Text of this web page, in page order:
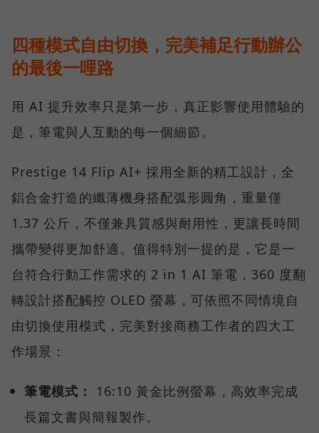
四種模式自由切換，完美補足行動辦公
的最後一哩路
用 AI 提升效率只是第一步，真正影響使用體驗的
是，筆電與人互動的每一個細節。
Prestige 14 Flip AI+ 採用全新的精工設計，全
鋁合金打造的纖薄機身搭配弧形圓角，重量僅
1.37 公斤，不僅兼具質感與耐用性，更讓長時間
攜帶變得更加舒適。值得特別一提的是，它是一
台符合行動工作需求的 2 in 1 AI 筆電，360 度翻
轉設計搭配觸控 OLED 螢幕，可依照不同情境自
由切換使用模式，完美對接商務工作者的四大工
作場景：
筆電模式：
16:10 黃金比例螢幕，高效率完成
長篇文書與簡報製作。